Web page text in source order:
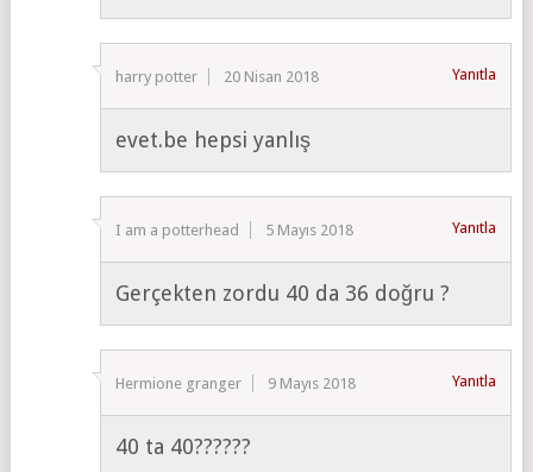
harry potter 20 Nisan 2018 Yanıtla
evet.be hepsi yanlış
I am a potterhead 5 Mayıs 2018 Yanıtla
Gerçekten zordu 40 da 36 doğru ?
Hermione granger 9 Mayıs 2018 Yanıtla
40 ta 40??????